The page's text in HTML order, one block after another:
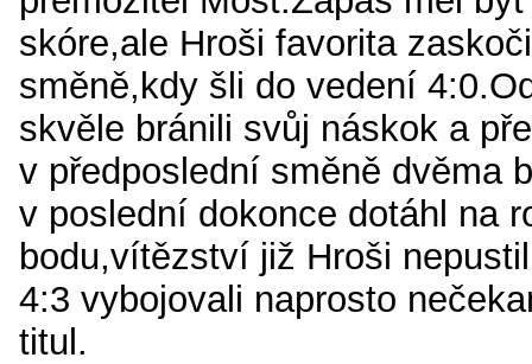
skóre,ale Hroši favorita
směně,kdy šli do vedení
skvěle bránili svůj náskok a
v předposlední směně dvěma
v poslední dokonce dotáhl na
bodu,vítězství již Hroši
4:3 vybojovali naprosto
titul.